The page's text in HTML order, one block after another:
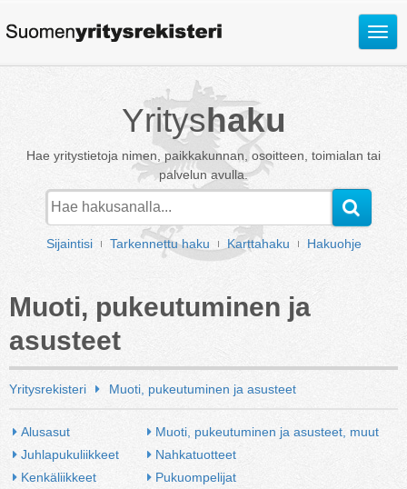
Avaa
Yrityshaku
Hae yritystietoja nimen, paikkakunnan, osoitteen, toimialan tai
palvelun avulla.
Sijaintisi Tarkennettu haku Karttahaku Hakuohje
Muoti, pukeutuminen ja
asusteet
Yritysrekisteri Muoti, pukeutuminen ja asusteet
Alusasut
Juhlapukuliikkeet
Kenkäliikkeet
Muoti, pukeutuminen ja asusteet, muut
Nahkatuotteet
Pukuompelijat